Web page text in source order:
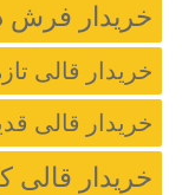
خریدار فرش
خریدار قالی
خریدار قالی
خریدار قالی